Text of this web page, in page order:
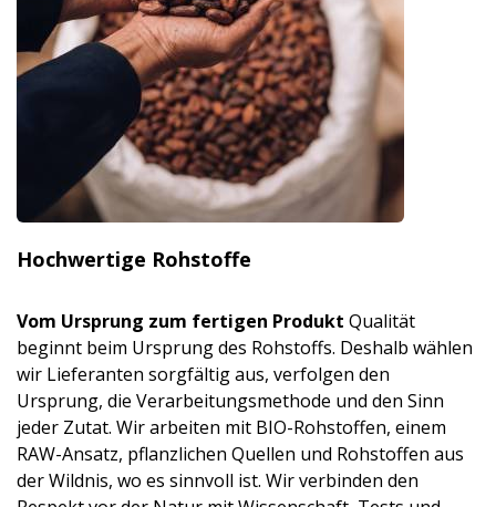
Hochwertige Rohstoffe
Vom Ursprung zum fertigen Produkt Qualität
beginnt beim Ursprung des Rohstoffs. Deshalb wählen
wir Lieferanten sorgfältig aus, verfolgen den
Ursprung, die Verarbeitungsmet­hode und den Sinn
jeder Zutat. Wir arbeiten mit BIO-Rohstoffen, einem
RAW-Ansatz, pflanzlichen Quellen und Rohstoffen aus
der Wildnis, wo es sinnvoll ist. Wir verbinden den